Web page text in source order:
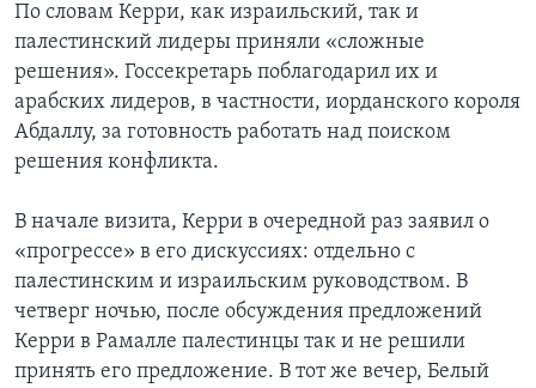
По словам Керри, как израильский, так и
палестинский лидеры приняли «сложные
решения». Госсекретарь поблагодарил их и
арабских лидеров, в частности, иорданского короля
Абдаллу, за готовность работать над поиском
решения конфликта.
В начале визита, Керри в очередной раз заявил о
«прогрессе» в его дискуссиях: отдельно с
палестинским и израильским руководством. В
четверг ночью, после обсуждения предложений
Керри в Рамалле палестинцы так и не решили
принять его предложение. В тот же вечер, Белый